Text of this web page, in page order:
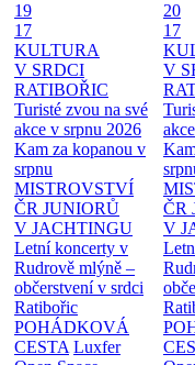
19
17
KULTURA
V SRDCI
RATIBOŘIC
Turisté zvou na své
akce v srpnu 2026
Kam za kopanou v
srpnu
MISTROVSTVÍ
ČR JUNIORŮ
V JACHTINGU
Letní koncerty v
Rudrově mlýně –
občerstvení v srdci
Ratibořic
POHÁDKOVÁ
CESTA Luxfer
20
17
V
ČR
V